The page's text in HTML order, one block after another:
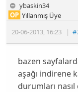
ybaskin34
20-06-2013, 16:23 |
OP Yıllanmış Üye
bazen
aşağı indirene
durumları